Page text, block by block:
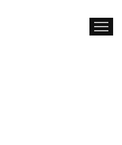
ACCUEIL